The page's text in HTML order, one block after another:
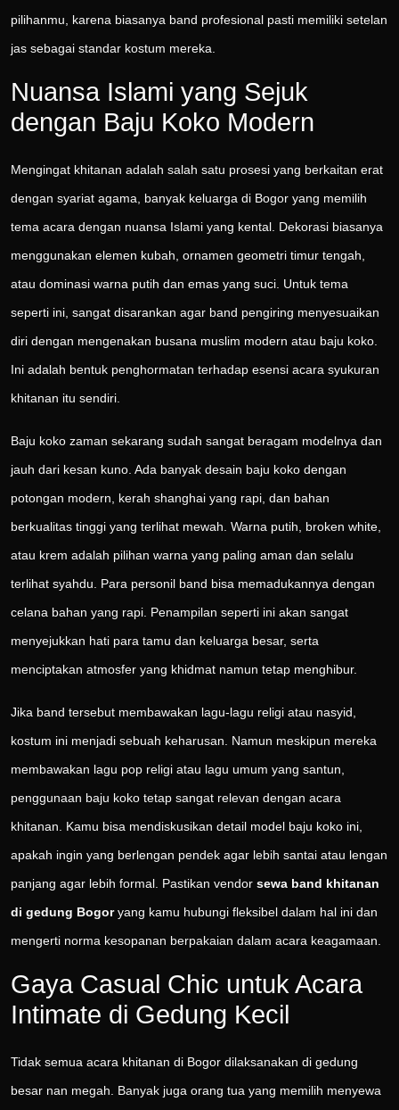
pilihanmu, karena biasanya band profesional pasti memiliki setelan
jas sebagai standar kostum mereka.
Nuansa Islami yang Sejuk
dengan Baju Koko Modern
Mengingat khitanan adalah salah satu prosesi yang berkaitan erat
dengan syariat agama, banyak keluarga di Bogor yang memilih
tema acara dengan nuansa Islami yang kental. Dekorasi biasanya
menggunakan elemen kubah, ornamen geometri timur tengah,
atau dominasi warna putih dan emas yang suci. Untuk tema
seperti ini, sangat disarankan agar band pengiring menyesuaikan
diri dengan mengenakan busana muslim modern atau baju koko.
Ini adalah bentuk penghormatan terhadap esensi acara syukuran
khitanan itu sendiri.
Baju koko zaman sekarang sudah sangat beragam modelnya dan
jauh dari kesan kuno. Ada banyak desain baju koko dengan
potongan modern, kerah shanghai yang rapi, dan bahan
berkualitas tinggi yang terlihat mewah. Warna putih, broken white,
atau krem adalah pilihan warna yang paling aman dan selalu
terlihat syahdu. Para personil band bisa memadukannya dengan
celana bahan yang rapi. Penampilan seperti ini akan sangat
menyejukkan hati para tamu dan keluarga besar, serta
menciptakan atmosfer yang khidmat namun tetap menghibur.
Jika band tersebut membawakan lagu-lagu religi atau nasyid,
kostum ini menjadi sebuah keharusan. Namun meskipun mereka
membawakan lagu pop religi atau lagu umum yang santun,
penggunaan baju koko tetap sangat relevan dengan acara
khitanan. Kamu bisa mendiskusikan detail model baju koko ini,
apakah ingin yang berlengan pendek agar lebih santai atau lengan
panjang agar lebih formal. Pastikan vendor sewa band khitanan
di gedung Bogoryang kamu hubungi fleksibel dalam hal ini dan
mengerti norma kesopanan berpakaian dalam acara keagamaan.
Gaya Casual Chic untuk Acara
Intimate di Gedung Kecil
Tidak semua acara khitanan di Bogor dilaksanakan di gedung
besar nan megah. Banyak juga orang tua yang memilih menyewa